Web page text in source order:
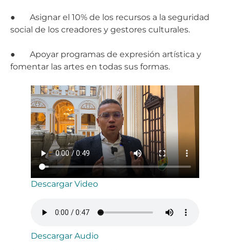
● Asignar el 10% de los recursos a la seguridad
social de los creadores y gestores culturales.
● Apoyar programas de expresión artística y
fomentar las artes en todas sus formas.
Descargar Video
Descargar Audio